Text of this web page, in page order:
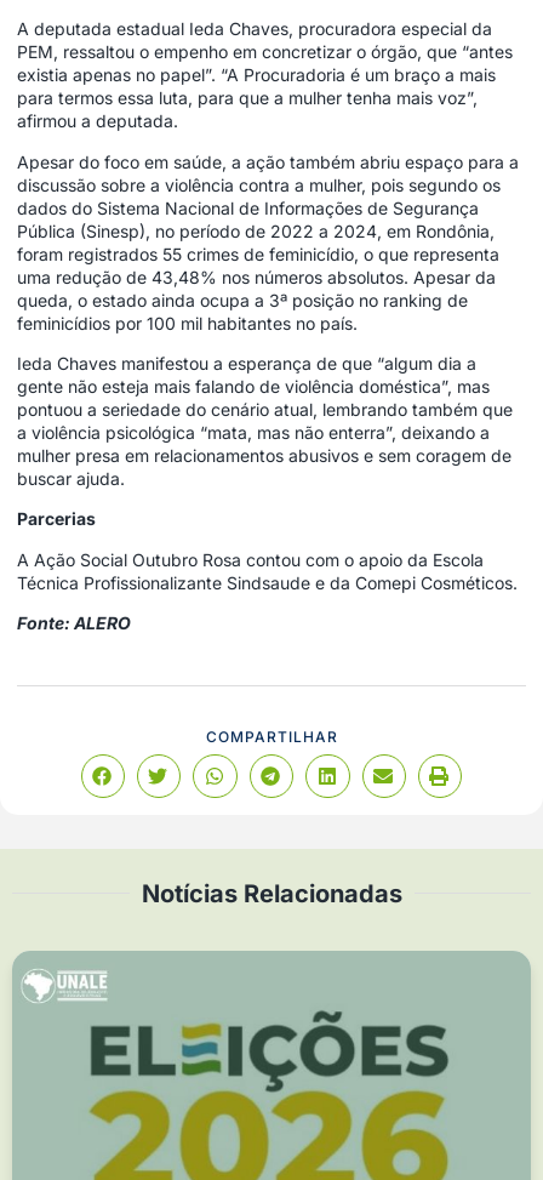
A deputada estadual Ieda Chaves, procuradora especial da
PEM, ressaltou o empenho em concretizar o órgão, que “antes
existia apenas no papel”. “A Procuradoria é um braço a mais
para termos essa luta, para que a mulher tenha mais voz”,
afirmou a deputada.
Apesar do foco em saúde, a ação também abriu espaço para a
discussão sobre a violência contra a mulher, pois segundo os
dados do Sistema Nacional de Informações de Segurança
Pública (Sinesp), no período de 2022 a 2024, em Rondônia,
foram registrados 55 crimes de feminicídio, o que representa
uma redução de 43,48% nos números absolutos. Apesar da
queda, o estado ainda ocupa a 3ª posição no ranking de
feminicídios por 100 mil habitantes no país.
Ieda Chaves manifestou a esperança de que “algum dia a
gente não esteja mais falando de violência doméstica”, mas
pontuou a seriedade do cenário atual, lembrando também que
a violência psicológica “mata, mas não enterra”, deixando a
mulher presa em relacionamentos abusivos e sem coragem de
buscar ajuda.
Parcerias
A Ação Social Outubro Rosa contou com o apoio da Escola
Técnica Profissionalizante Sindsaude e da Comepi Cosméticos.
Fonte: ALERO
COMPARTILHAR
Notícias Relacionadas